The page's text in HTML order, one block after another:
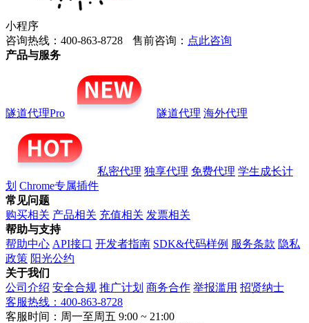
小程序
咨询热线：400-863-8728
售前咨询： 点此咨询
产品与服务
隧道代理Pro 隧道代理 海外代理
私密代理 独享代理 免费代理 学生成长计
划 Chrome专属插件
常见问题
购买相关 产品相关 充值相关 发票相关
帮助与支持
帮助中心 API接口 开发者指南 SDK&代码样例 服务条款 隐私
政策 阳光公约
关于我们
公司介绍 安全合规 推广计划 商务合作 举报滥用 招贤纳士
客服热线：400-863-8728
客服时间：周一至周五 9:00 ~ 21:00